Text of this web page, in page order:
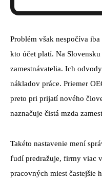
Problém však nespočíva
kto účet platí. Na
zamestnávatelia. Ich
nákladov práce. Priemer
preto pri prijatí nového
naznačuje čistá mzda
Takéto nastavenie mení
ľudí predražuje, firmy viac
pracovných miest častejšie